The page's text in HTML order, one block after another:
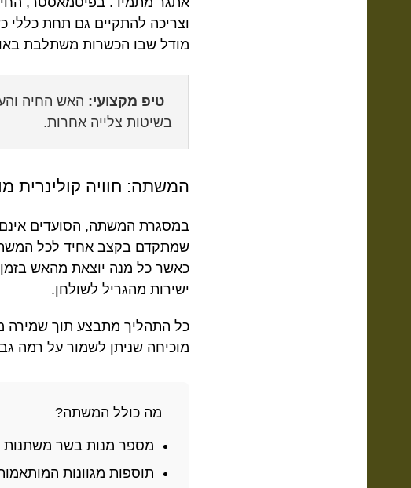
מודל שבו הכשרות משתלבת
טיפ מקצועי: האש החיה
בשיטות צלייה אחרות.
המשתה: חוויה קולינרית
במסגרת המשתה, הסועדים
שמתקדם בקצב אחיד לכל
כאשר כל מנה יוצאת מהאש
ישירות מהגריל לשולחן.
כל התהליך מתבצע תוך שמירה
מוכיחה שניתן לשמור על רמה
מה כולל המשתה?
מספר מנות בשר משתנות
תוספות מגוונות